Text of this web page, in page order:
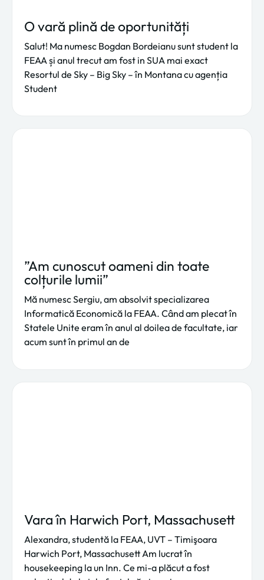
O vară plină de oportunități
Salut! Ma numesc Bogdan Bordeianu sunt student la
FEAA și anul trecut am fost in SUA mai exact
Resortul de Sky – Big Sky – în Montana cu agenția
Student
”Am cunoscut oameni din toate
colțurile lumii”
Mă numesc Sergiu, am absolvit specializarea
Informatică Economică la FEAA. Când am plecat în
Statele Unite eram în anul al doilea de facultate, iar
acum sunt în primul an de
Vara în Harwich Port, Massachusett
Alexandra, studentă la FEAA, UVT – Timişoara
Harwich Port, Massachusett Am lucrat în
housekeeping la un Inn. Ce mi-a plăcut a fost